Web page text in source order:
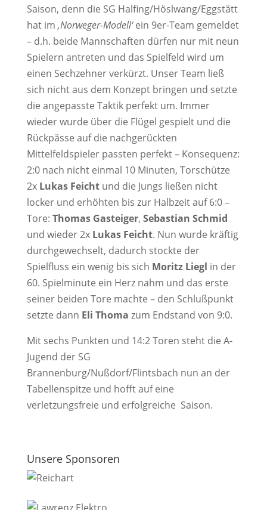
Saison, denn die SG Halfing/Höslwang/Eggstätt
hat im ‚Norweger-Modell‘ein 9er-Team gemeldet
– d.h. beide Mannschaften dürfen nur mit neun
Spielern antreten und das Spielfeld wird um
einen Sechzehner verkürzt. Unser Team ließ
sich nicht aus dem Konzept bringen und setzte
die angepasste Taktik perfekt um. Immer
wieder wurde über die Flügel gespielt und die
Rückpässe auf die nachgerückten
Mittelfeldspieler passten perfekt – Konsequenz:
2:0 nach nicht einmal 10 Minuten, Torschütze
2x Lukas Feichtund die Jungs ließen nicht
locker und erhöhten bis zur Halbzeit auf 6:0 –
Tore: Thomas Gasteiger, Sebastian Schmid
und wieder 2x Lukas Feicht. Nun wurde kräftig
durchgewechselt, dadurch stockte der
Spielfluss ein wenig bis sich Moritz Liegl in der
60. Spielminute ein Herz nahm und das erste
seiner beiden Tore machte – den Schlußpunkt
setzte dann Eli Thoma zum Endstand von 9:0.
Mit sechs Punkten und 14:2 Toren steht die A-
Jugend der SG
Brannenburg/Nußdorf/Flintsbach nun an der
Tabellenspitze und hofft auf eine
verletzungsfreie und erfolgreiche Saison.
Unsere Sponsoren